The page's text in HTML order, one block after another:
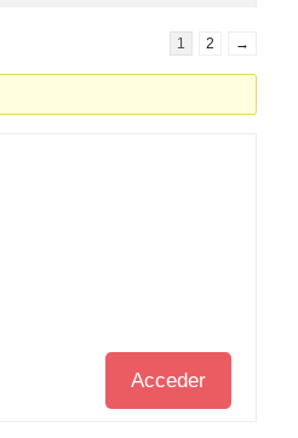
1 2 →
Acceder